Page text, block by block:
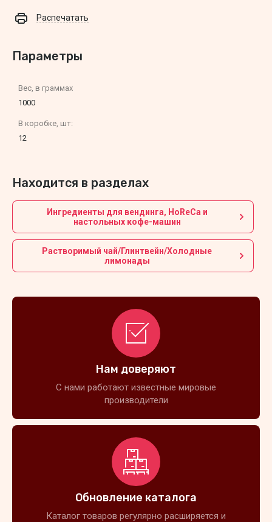
Распечатать
Параметры
Вес, в граммах
1000
В коробке, шт:
12
Находится в разделах
Ингредиенты для вендинга, HoReCa и
настольных кофе-машин
Растворимый чай/Глинтвейн/Холодные
лимонады
Нам доверяют
С нами работают известные мировые
производители
Обновление каталога
Каталог товаров регулярно расширяется и